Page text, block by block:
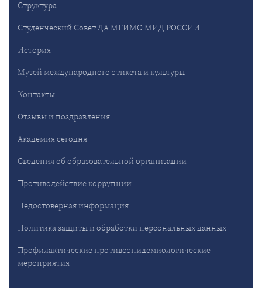
Структура
Студенческий Совет ДА МГИМО МИД РОССИИ
История
Музей международного этикета и культуры
Контакты
Отзывы и поздравления
Академия сегодня
Сведения об образовательной организации
Противодействие коррупции
Недостоверная информация
Политика защиты и обработки персональных данных
Профилактические противоэпидемиологические
мероприятия